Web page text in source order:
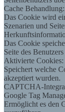
Cache Behandlung:
Das Cookie wird
Szenarien und
Das Cookie
Seite des
Aktivierte Cookies:
Speichert welche
akzeptiert wurden.
CAPTCHA-
Google Tag
Ermöglicht es den